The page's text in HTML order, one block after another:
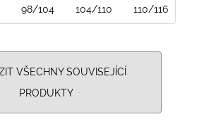
98/104 104/110 110/116
VŠECHNY SOUVISEJÍCÍ
PRODUKTY